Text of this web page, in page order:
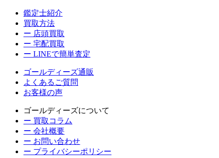
鑑定士紹介
買取方法
ー 店頭買取
ー 宅配買取
ー LINEで簡単査定
ゴールディーズ通販
よくあるご質問
お客様の声
ゴールディーズについて
ー 買取コラム
ー 会社概要
ー お問い合わせ
ー プライバシーポリシー